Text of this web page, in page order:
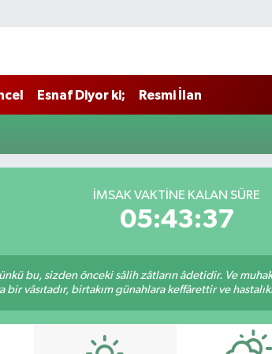
Esnaf Diyor ki; Resmi İlan
İMSAK VAKTINE KALAN SÜRE
05:43:37
bu, sizden önceki sâlih zâtların âdetidir. Ve
vâsıtadır, birtakım günahlara keffârettir ve